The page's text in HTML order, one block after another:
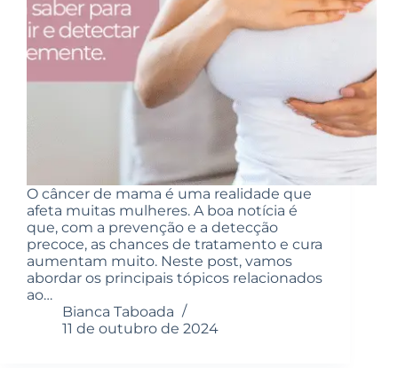
O câncer de mama é uma realidade que
afeta muitas mulheres. A boa notícia é
que, com a prevenção e a detecção
precoce, as chances de tratamento e cura
aumentam muito. Neste post, vamos
abordar os principais tópicos relacionados
ao…
Bianca Taboada
11 de outubro de 2024